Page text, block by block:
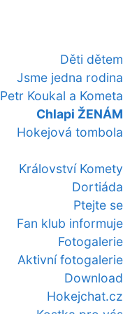
Děti dětem
Jsme jedna rodina
Petr Koukal a Kometa
Chlapi ŽENÁM
Hokejová tombola
Království Komety
Dortiáda
Ptejte se
Fan klub informuje
Fotogalerie
Aktivní fotogalerie
Download
Hokejchat.cz